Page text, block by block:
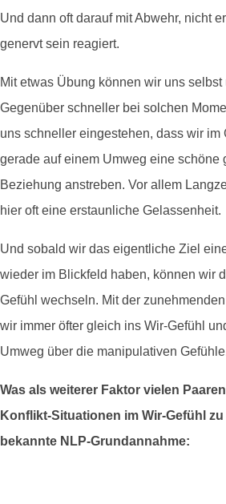
Und dann oft darauf mit Abwehr, nicht
genervt sein reagiert.
Mit etwas Übung können wir uns
Gegenüber schneller bei solchen
uns schneller eingestehen, dass wir im
gerade auf einem Umweg eine schöne
Beziehung anstreben. Vor allem
hier oft eine erstaunliche Gelassenheit.
Und sobald wir das eigentliche Ziel
wieder im Blickfeld haben, können wir
Gefühl wechseln. Mit der
wir immer öfter gleich ins Wir-Gefühl
Umweg über die manipulativen
Was als weiterer Faktor vielen
Konflikt-Situationen im Wir-Gefühl
bekannte NLP-Grundannahme: